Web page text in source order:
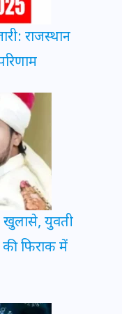
राजस्थान
खुलासे, युवती
फिराक में